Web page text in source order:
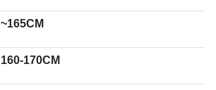
~165CM
160-170CM